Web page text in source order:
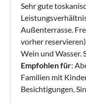
Sehr gute
Außenterrasse.
vorher
Wein und Wasser.
Empfohlen für:
Familien mit
Besichtigungen,